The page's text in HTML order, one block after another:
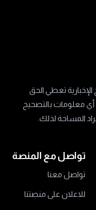
الإخبارية تعطي الحق
أي معلومات بالتصحيح
المساحة لذلك.
تواصل مع المنصة
تواصل معنا
للاعلان على منصتنا